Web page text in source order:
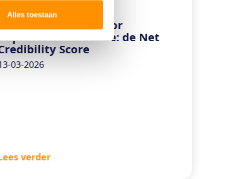
Alles toestaan
Nieuwe maatstaf voor
de Net
Score
03-2026
verder